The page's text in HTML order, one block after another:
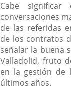
Cabe
conversaciones
de las referidas
de los contratos
señalar la buena
Valladolid, fruto
en la gestión de
últimos años.